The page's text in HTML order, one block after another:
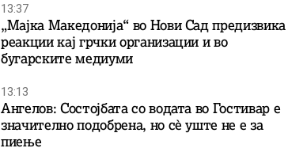
13:37
„Мајка Македонија“ во Нови Сад предизвика
реакции кај грчки организации и во
бугарските медиуми
13:13
Ангелов: Состојбата со водата во Гостивар е
значително подобрена, но сè уште не е за
пиење